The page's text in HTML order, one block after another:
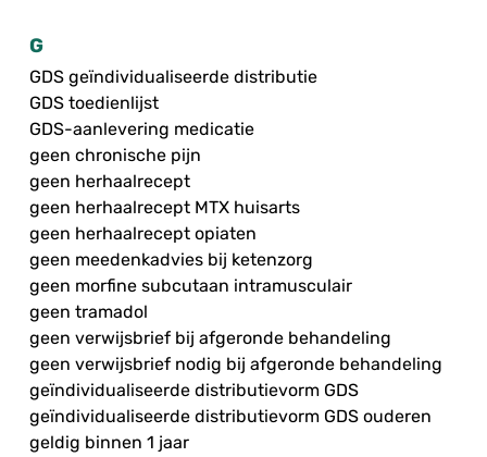
G
GDS geïndividualiseerde distributie
GDS toedienlijst
GDS-aanlevering medicatie
geen chronische pijn
geen herhaalrecept
geen herhaalrecept MTX huisarts
geen herhaalrecept opiaten
geen meedenkadvies bij ketenzorg
geen morfine subcutaan intramusculair
geen tramadol
geen verwijsbrief bij afgeronde behandeling
geen verwijsbrief nodig bij afgeronde behandeling
geïndividualiseerde distributievorm GDS
geïndividualiseerde distributievorm GDS ouderen
geldig binnen 1 jaar